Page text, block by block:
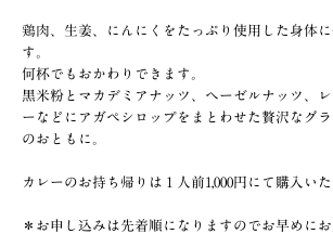
鶏肉、生姜、にんにくをたっぷり使用した身体
す。
何杯でもおかわりできます。
黒米粉とマカデミアナッツ、ヘーゼルナッツ、
ーなどにアガペシロップをまとわせた贅沢なグ
のおともに。
カレーのお持ち帰りは１人前1,000円にて購入いた
＊お申し込みは先着順になりますのでお早めにお